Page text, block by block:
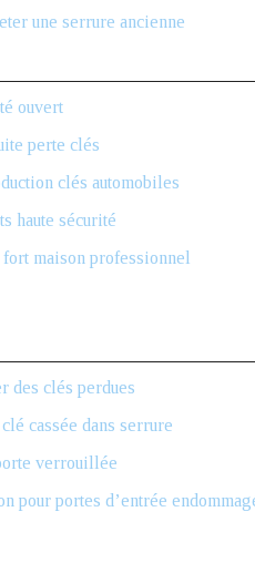
une serrure ancienne
ouvert
perte clés
clés automobiles
haute sécurité
maison professionnel
des clés perdues
cassée dans serrure
verrouillée
pour portes d’entrée